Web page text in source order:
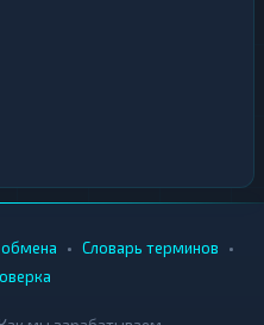
обмена • Словарь терминов •